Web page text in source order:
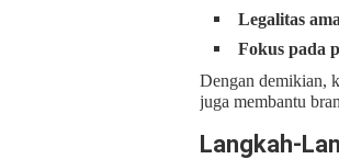
Legalitas
Fokus pada
Dengan demikian,
juga membantu
Langkah-